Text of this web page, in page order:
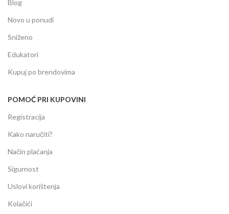
Blog
Novo u ponudi
Sniženo
Edukatori
Kupuj po brendovima
POMOĆ PRI KUPOVINI
Registracija
Kako naručiti?
Način plaćanja
Sigurnost
Uslovi korištenja
Kolačići